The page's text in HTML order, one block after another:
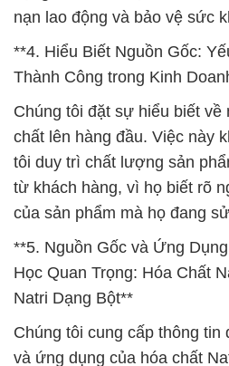
nạn lao động và bảo vệ sức
**4. Hiểu Biết Nguồn Gốc:
Thành Công trong Kinh
Chúng tôi đặt sự hiểu biết về
chất lên hàng đầu. Việc này
tôi duy trì chất lượng sản
từ khách hàng, vì họ biết rõ
của sản phẩm mà họ đang
**5. Nguồn Gốc và Ứng
Học Quan Trọng: Hóa Chất
Natri Dạng Bột**
Chúng tôi cung cấp thông tin
và ứng dụng của hóa chất